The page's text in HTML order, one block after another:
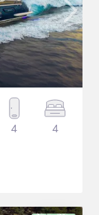
4 4